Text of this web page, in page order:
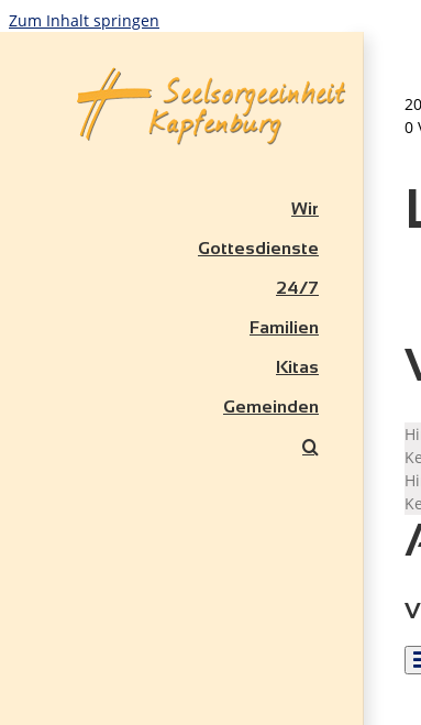
Zum Inhalt springen
Wir
Gottesdienste
24/7
Familien
Kitas
Gemeinden
0